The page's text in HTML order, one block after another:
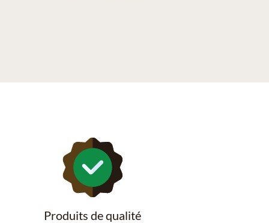
Produits de qualité